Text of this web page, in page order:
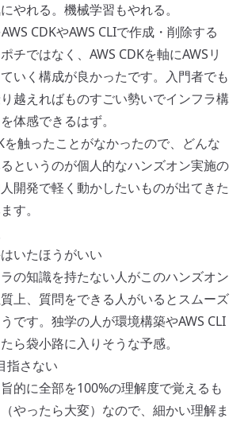
やれる。機械学習もやれる。
CDKやAWS CLIで作成・削除する
チではなく、AWS CDKを軸にAWSリ
いく構成が良かったです。入門者でも
越えればものすごい勢いでインフラ構
体感できるはず。
を触ったことがなかったので、どんな
というのが個人的なハンズオン実施の
開発で軽く動かしたいものが出てきた
す。
いたほうがいい
の知識を持たない人がこのハンズオン
上、質問をできる人がいるとスムーズ
です。独学の人が環境構築やAWS CLI
ら袋小路に入りそうな予感。
指さない
的に全部を100%の理解度で覚えるも
やったら大変）なので、細かい理解ま